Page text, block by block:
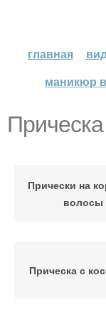
главная
маникюр
Прически на
волосы
Прическа с